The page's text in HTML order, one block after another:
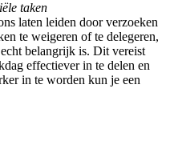
taken
laten leiden door verzoeken
te weigeren of te delegeren,
belangrijk is. Dit vereist
effectiever in te delen en
in te worden kun je een